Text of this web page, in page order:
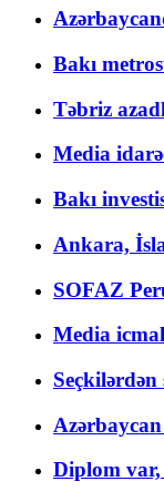
Bakı
Təbriz
Media
Bakı
Ankara,
SOFAZ
Media
Diplom